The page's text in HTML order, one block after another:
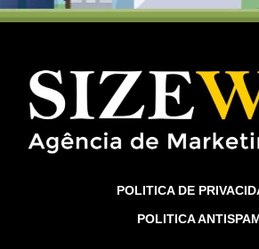
POLITICA DE
POLITICA